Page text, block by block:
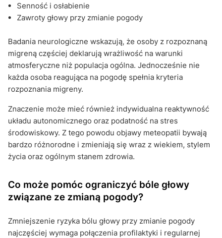
Senność i osłabienie
Zawroty głowy przy zmianie pogody
Badania neurologiczne wskazują, że osoby z rozpoznaną
migreną częściej deklarują wrażliwość na warunki
atmosferyczne niż populacja ogólna. Jednocześnie nie
każda osoba reagująca na pogodę spełnia kryteria
rozpoznania migreny.
Znaczenie może mieć również indywidualna reaktywność
układu autonomicznego oraz podatność na stres
środowiskowy. Z tego powodu objawy meteopatii bywają
bardzo różnorodne i zmieniają się wraz z wiekiem, stylem
życia oraz ogólnym stanem zdrowia.
Co może pomóc ograniczyć bóle głowy
związane ze zmianą pogody?
Zmniejszenie ryzyka bólu głowy przy zmianie pogody
najczęściej wymaga połączenia profilaktyki i regularnej